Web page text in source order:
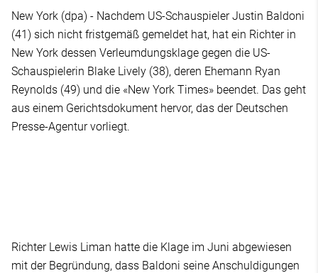
New York (dpa) - Nachdem US-Schauspieler Justin Baldoni
(41) sich nicht fristgemäß gemeldet hat, hat ein Richter in
New York dessen Verleumdungsklage gegen die US-
Schauspielerin Blake Lively (38), deren Ehemann Ryan
Reynolds (49) und die «New York Times» beendet. Das geht
aus einem Gerichtsdokument hervor, das der Deutschen
Presse-Agentur vorliegt.
Richter Lewis Liman hatte die Klage im Juni abgewiesen
mit der Begründung, dass Baldoni seine Anschuldigungen